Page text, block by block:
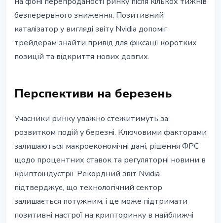
безперервного зниження. Позитивний
каталізатор у вигляді звіту Nvidia допоміг
трейдерам знайти привід для фіксації коротких
позицій та відкриття нових довгих.
Перспективи на березень
Учасники ринку уважно стежитимуть за
розвитком подій у березні. Ключовими факторами
залишаються макроекономічні дані, рішення ФРС
щодо процентних ставок та регуляторні новини в
криптоіндустрії. Рекордний звіт Nvidia
підтверджує, що технологічний сектор
залишається потужним, і це може підтримати
позитивні настрої на крипторинку в найближчі